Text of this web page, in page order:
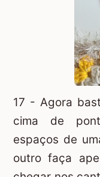
17 - Agora
cima de
espaços de
outro faça